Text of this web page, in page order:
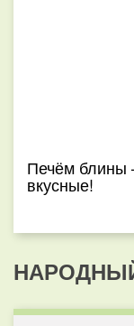
Печём блины
вкусные!